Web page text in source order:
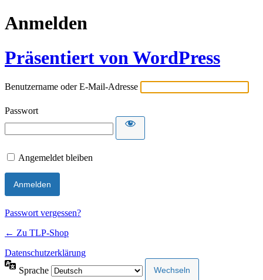
Anmelden
Präsentiert von WordPress
Benutzername oder E-Mail-Adresse
Passwort
Angemeldet bleiben
Passwort vergessen?
← Zu TLP-Shop
Datenschutzerklärung
Sprache